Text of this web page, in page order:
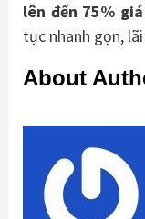
lên đến 75%
tục nhanh gọn,
About